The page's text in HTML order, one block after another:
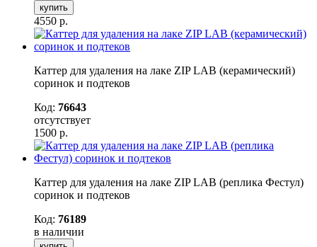
купить
4550 р.
Каттер для удаления на лаке ZIP LAB (керамический)
соринок и подтеков
Код: 76643
отсутствует
1500 р.
Каттер для удаления на лаке ZIP LAB (реплика Фестул)
соринок и подтеков
Код: 76189
в наличии